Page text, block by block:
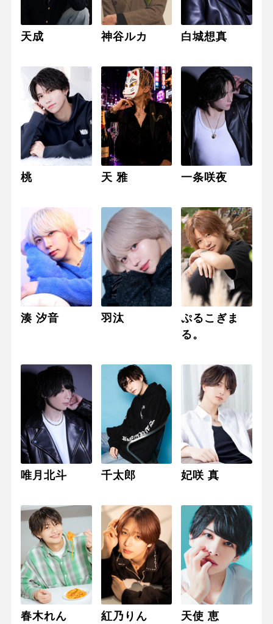
天成 神谷ルカ 白城想真
桃 天 雅 一条咲夜
湊 汐音 羽汰
ぷるこぎま
る。
唯月北斗 千太郎 妃咲 真
春木れん 紅乃りん 天使 恵